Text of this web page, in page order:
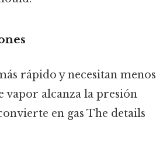
rápido y necesitan menos
vapor alcanza la presión
en gas The details